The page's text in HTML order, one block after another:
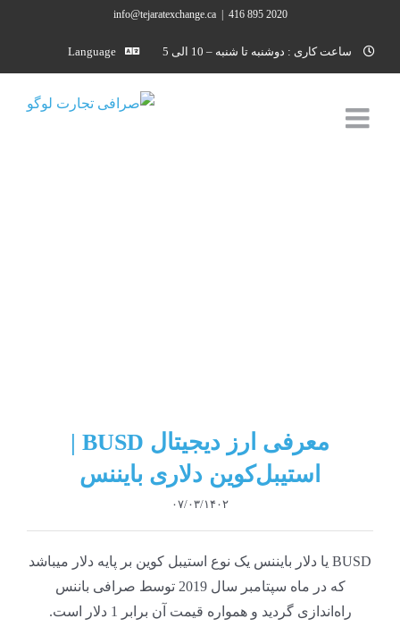
content
2020 895 416
info@tejaratexchange.ca
ساعت کاری : دوشنبه تا شنبه – 10 الی 5 Language
معرفی ارز دیجیتال BUSD |
استیبل‌کوین دلاری بایننس
۰۷/۰۳/۱۴۰۲
BUSD یا دلار بایننس یک نوع استیبل کوین بر پایه دلار میباشد
که در ماه سپتامبر سال 2019 توسط صرافی باننس
راه‌‌اندازی گردید و همواره قیمت آن برابر 1 دلار است.